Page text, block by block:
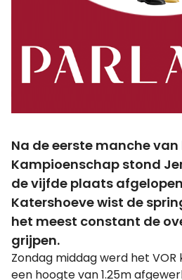
Na de eerste manche
Kampioenschap stond
de vijfde plaats
Katershoeve wist de
het meest constant de
grijpen.
Zondag middag werd het
een hoogte van 1.25m